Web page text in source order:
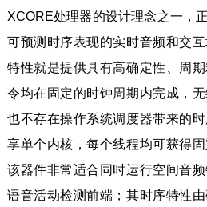
XCORE处理器的设计理念之一，
可预测时序表现的实时音频和交
特性就是提供具有高确定性、周
令均在固定的时钟周期内完成，
也不存在操作系统调度器带来的
享单个内核，每个线程均可获得
该器件非常适合同时运行空间音
语音活动检测前端；其时序特性